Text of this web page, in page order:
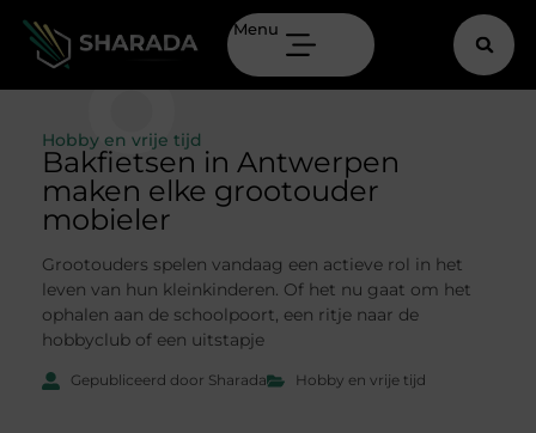
Menu
Hobby en vrije tijd
Bakfietsen in Antwerpen
maken elke grootouder
mobieler
Grootouders spelen vandaag een actieve rol in het
leven van hun kleinkinderen. Of het nu gaat om het
ophalen aan de schoolpoort, een ritje naar de
hobbyclub of een uitstapje
Gepubliceerd door Sharada Hobby en vrije tijd